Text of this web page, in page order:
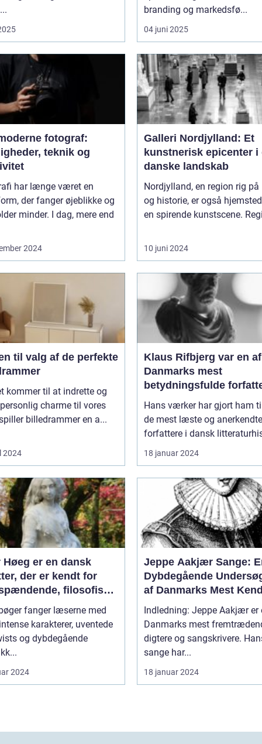
branding og markedsfø...
04 juni 2025
fotograf:
teknik og
har længe været en
der fanger øjeblikke og
minder. I dag, mere end
2024
Galleri Nordjylland: Et
kunstnerisk epicenter i
danske landskab
Nordjylland, en region rig
og historie, er også
en spirende kunstscene.
10 juni 2024
til valg af de perfekte
kommer til at indrette og
charme til vores
billedrammer en a...
2024
Klaus Rifbjerg var en af
Danmarks mest
betydningsfulde
og forfatter til en lang
bøger, der spænder
forskellige genrer og
Hans værker har gjort ham
de mest læste og anerkendte
forfattere i dansk
18 januar 2024
Høeg er en dansk
der er kendt for
filosofiske
komplekse
fanger læserne med
karakterer, uventede
og dybdegående
2024
Jeppe Aakjær Sange:
Dybdegående
af Danmarks Mest
Digter
Indledning: Jeppe Aakjær er
Danmarks mest
digtere og sangskrivere.
sange har...
18 januar 2024